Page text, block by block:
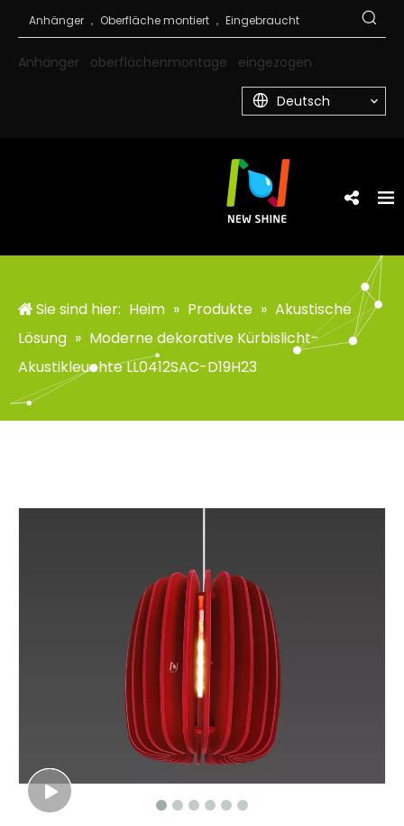
Anhänger oberflächenmontage eingezogen
Deutsch
Sie sind hier: Heim » Produkte » Akustische
Lösung » Moderne dekorative Kürbislicht-
Akustikleuchte LL0412SAC-D19H23